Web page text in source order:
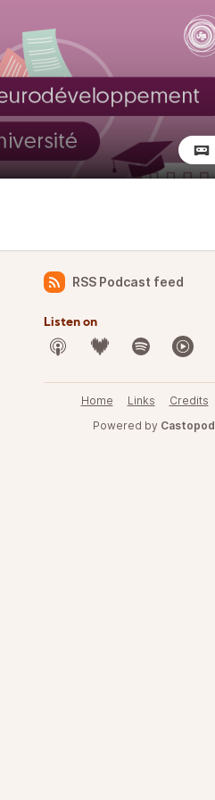
RSS Podcast feed
Listen on
Home Links Credits
Powered by Castopod